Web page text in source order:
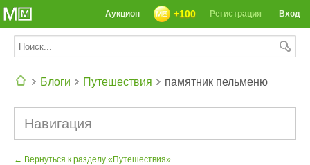
СЕГОДНЯ: 39142 РЕЦЕПТА
Вход
Регистрация
+100
Аукцион
Блоги Путешествия памятник пельменю
Навигация
← Вернуться к разделу «Путешествия»